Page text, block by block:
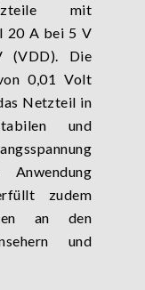
mit
20 A bei 5 V
Die
0,01 Volt
Netzteil in
und
Anwendung
zudem
an den
und